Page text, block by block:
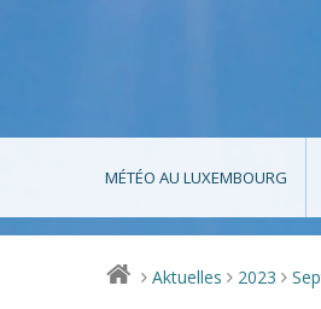
MÉTÉO AU LUXEMBOURG
> Aktuelles > 2023 >